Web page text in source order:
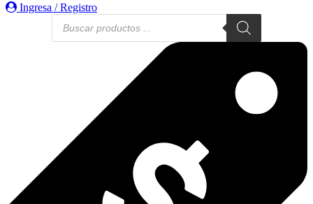
Ingresa / Registro
Búsqueda
productos